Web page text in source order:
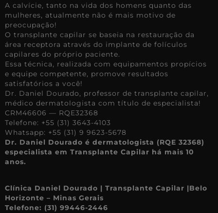
A calvície, tanto na vida dos homens quanto das
mulheres, atualmente não é mais motivo de
preocupação!
O transplante capilar se baseia na restauração da
área receptora através do implante de folículos
capilares do próprio paciente.
Essa técnica, realizada com equipamentos propícios
e equipe competente, promove resultados
satisfatórios a você!
Dr. Daniel Dourado, professor de transplante capilar,
médico dermatologista com título de especialista!
CRM46606 — RQE32368
Telefone: +55 (31) 3643-4103
Whatsapp: +55 (31) 9 9623-5678
Dr. Daniel Dourado é dermatologista (RQE 32368)
especialista em Transplante Capilar há mais 10
anos.
Clínica Daniel Dourado | Transplante Capilar |Belo
Horizonte – Minas Gerais
Telefone: (31) 99446-2446